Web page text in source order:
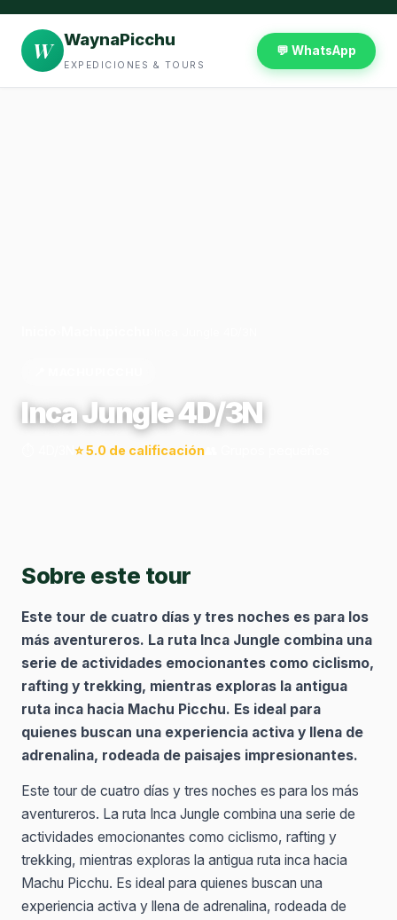
W WaynaPicchu
EXPEDICIONES & TOURS
💬 WhatsApp
Inca Jungle 4D/3N
⭐ 5.0 de calificación
Sobre este tour
Este tour de cuatro días y tres noches es para los
más aventureros. La ruta Inca Jungle combina una
serie de actividades emocionantes como ciclismo,
rafting y trekking, mientras exploras la antigua
ruta inca hacia Machu Picchu. Es ideal para
quienes buscan una experiencia activa y llena de
adrenalina, rodeada de paisajes impresionantes.
Este tour de cuatro días y tres noches es para los más
aventureros. La ruta Inca Jungle combina una serie de
actividades emocionantes como ciclismo, rafting y
trekking, mientras exploras la antigua ruta inca hacia
Machu Picchu. Es ideal para quienes buscan una
experiencia activa y llena de adrenalina, rodeada de